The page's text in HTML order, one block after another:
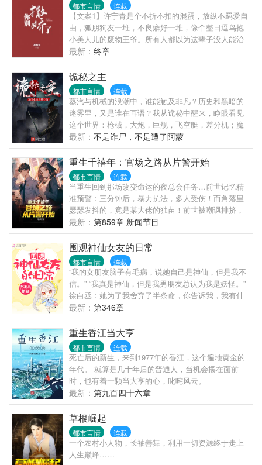
都市言情 连载
【文案1】许宁青是个不折不扣的混蛋，放纵不羁爱自
由，狐朋狗友一堆，不良癖好一堆，像个整日逗鸟抱
小美人儿的废物王爷。所有人都以为这辈子没人能治
的了他，直到有一天——脸黑的不行的许宁青气冲冲
的走进好友的酒吧，后头跟着一个穿着蓝白衣服的姑
娘姑娘手足无措，去拉他的衣角。周围目光直勾勾。
许少爷灌了杯酒，凶神恶煞：“你说！你是不是早恋！
刚才那个男同学是谁！”众人：“……”您这酒池肉林中
的混蛋还好意思训人？？？【文案2】常梨喜欢上了一
个男人，论辈分，是叔叔辈的，可常梨不喜欢，明明
只差九岁而已。许宁青经常慵懒倚在少女身上，故意
逗她：“有没有礼貌，见了长辈怎么不叫人。”后来许宁
青作了个死，常梨愤然离家出走。从前总是云淡风轻
清风霁月的许少爷脸上终于出现慌张情绪。常梨扯开
他的手，抬起头，安静两秒，杏眼弯着甜甜冲他笑。
许宁青那些朋友恭贺他终于摆脱幼稚小丫头，重归丰
富多彩成人夜生活。却在一天晚上见到喝的酩酊大醉
的许少爷，红着眼睛抱着小朋友。“梨梨跟我回家好不
好。”【文案三】刚开始。常梨要托许宁青照顾，少女
可怜巴巴地站在门口，手里拎着行李箱。没一会儿，
门被打开，屋里的男人一件骚包睡衣，露出大片带水
渍的胸膛与锁骨，眉眼微愠，不耐烦：“谁啊。”常梨乖
乖叫了一声。下一秒，门“砰”一声重新甩上，只轻飘飘
一句：“找错人了。”后来。许宁青把姑娘抱在腿上，哭
唧唧的装可怜，求自己的小女友大学不要住校。“宝贝
儿，别让我独守空闺啊当我阅尽千帆后，遇到一个最
赤诚最勇敢的灵魂#食用指南：本主义玩家被驯化成忠
犬的过程。
最新： 终章
诡秘之主
都市言情 连载
蒸汽与机械的浪潮中，谁能触及非凡？历史和黑暗的
迷雾里，又是谁在耳语？我从诡秘中醒来，睁眼看见
这个世界：枪械，大炮，巨舰，飞空艇，差分机；魔
药，占卜，诅咒，倒吊人，封印物……光明依旧照
耀，神秘从未远离，这是一段“愚者”的传说。
最新： 不是诈尸，不是遭了阿蒙
重生千禧年：官场之路从片警开始
都市言情 连载
当重生回到那场改变命运的夜总会任务…前世记忆精
准预警：三分钟后，暴力抗法，多人受伤！而角落里
瑟瑟发抖的，竟是某大佬的独苗！前世被嘲讽排挤，
屈辱半生！这次，是重蹈覆辙，沦为斗争弃子（死亡
flag），还是抓住这滔天机遇，借大佬之手逆天改命？
（逆袭契机）全场震惊！昔日人人可欺的受气包片
警，竟暗中布局掌控全局，未来封疆大吏欠下天大人
情！
最新： 第859章 新闻节目
围观神仙女友的日常
都市言情 连载
“我的女朋友脑子有毛病，说她自己是神仙，但是我不
信。” “我真是神仙，但是我男朋友总认为我是妖怪。”
徐白丞：她为了我舍弃了半条命，你告诉我，我有什
么理由不爱她一辈子。 不羁叛逆少年> 偏日常向，不
虐。
最新： 第346章
重生香江当大亨
都市言情 连载
死亡后的新生，来到1977年的香江，这个遍地黄金的
年代。 就算是几十年后的普通人，当机会摆在面前
时，也有着一颗当大亨的心，叱咤风云。
最新： 第九百四十六章
草根崛起
都市言情 连载
一个农村小人物，长袖善舞，利用一切资源终于走上
人生巅峰……